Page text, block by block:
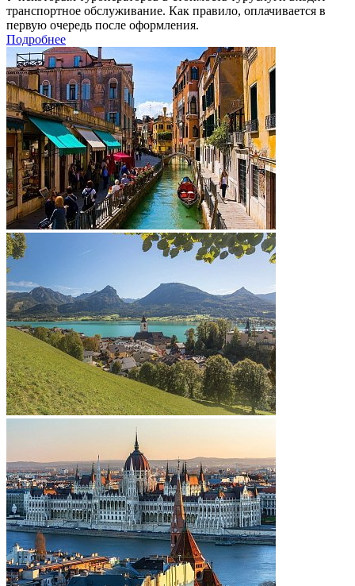
транспортное обслуживание. Как правило, оплачивается в
первую очередь после оформления.
Подробнее